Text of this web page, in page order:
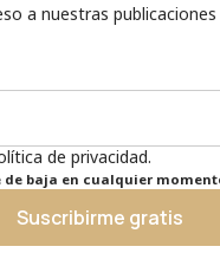
a nuestras
de privacidad.
de baja en cualquier
Suscribirme gratis